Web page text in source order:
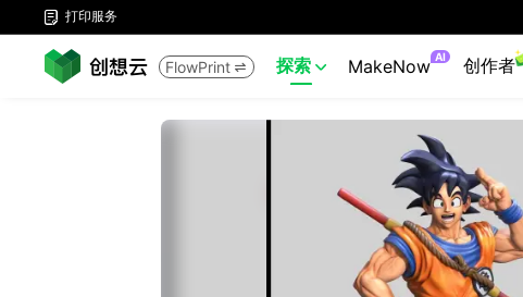
 打印服务
FlowPrint  探索  MakeNow AI 创作者